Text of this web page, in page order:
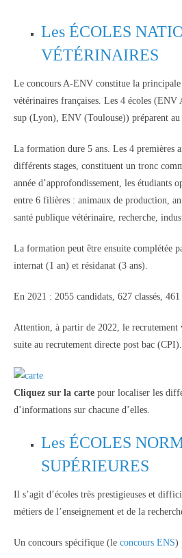
Les ÉCOLES
VÉTÉRINAIRES
Le concours A-ENV constitue la principale
vétérinaires françaises. Les 4 écoles
sup (Lyon), ENV (Toulouse)) préparent
La formation dure 5 ans. Les 4 premières
différents stages, constituent un tronc
année d’approfondissement, les étudiants
entre 6 filières : animaux de production,
santé publique vétérinaire, recherche,
La formation peut être ensuite complétée
internat (1 an) et résidanat (3 ans).
En 2021 : 2055 candidats, 627 classés, 461
Attention, à partir de 2022, le recrutement
suite au recrutement directe post bac (CPI).
Cliquez sur la carte pour localiser les
d’informations sur chacune d’elles.
Les ÉCOLES
SUPÉRIEURES
Il s’agit d’écoles très prestigieuses et
métiers de l’enseignement et de la
Un concours spécifique (le concours ENS)